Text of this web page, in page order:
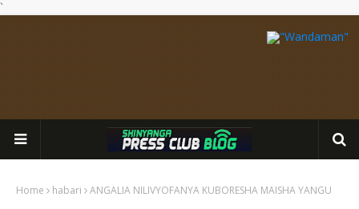
`
Home habari ANGALIA NILIVYOFANYA KUBORESHA MAISHA YANGU